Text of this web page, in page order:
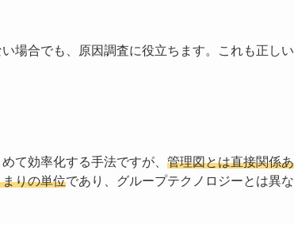
場合でも、原因調査に役立ちます。これも正しい
て効率化する手法ですが、 管理図とは直接関係あ
りの単位であり、グループテクノロジーとは異な